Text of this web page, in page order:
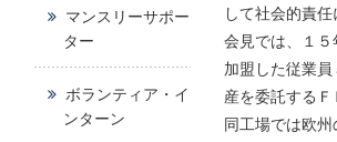
して社会的責
会見では、１
加盟した従業
産を委託する
同工場では欧
マンスリーサポー
ター
ボランティア・イ
ンターン